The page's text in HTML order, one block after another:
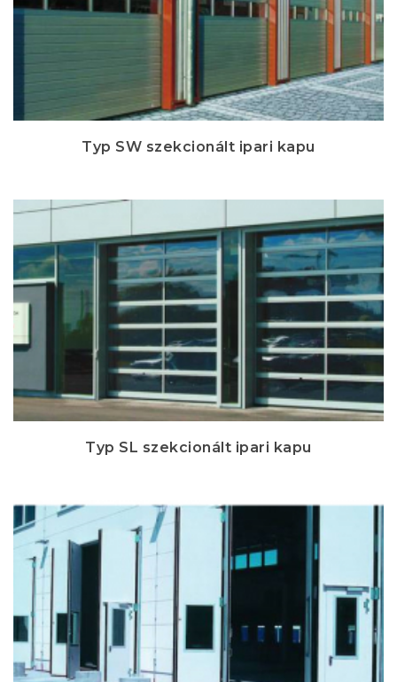
Typ SW szekcionált ipari kapu
Typ SL szekcionált ipari kapu